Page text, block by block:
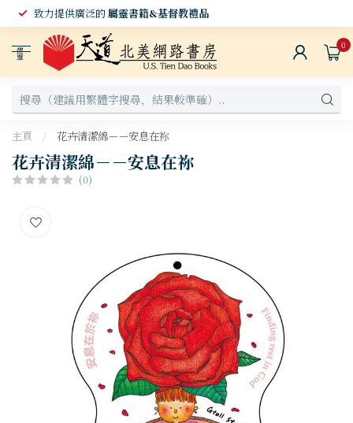
致力提供廣泛的屬靈書籍&基督教禮品
選
單
0
主頁 / 花卉清潔綿－－安息在祢
花卉清潔綿－－安息在祢
(0)